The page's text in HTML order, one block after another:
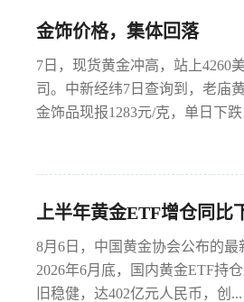
金饰价格，集体回落
7日，现货黄金冲高，站上4260
司。中新经纬7日查询到，老庙
金饰品现报1283元/克，单日下跌
上半年黄金ETF增仓同比
8月6日，中国黄金协会公布的最
2026年6月底，国内黄金ETF持
旧稳健，达402亿元人民币，创...